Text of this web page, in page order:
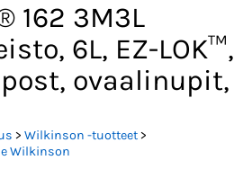
162 3M3L
6L, EZ-LOK™,
ovaalinupit,
> Wilkinson -tuotteet>
Wilkinson